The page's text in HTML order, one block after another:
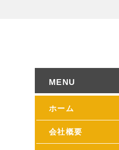
ホーム
会社概要